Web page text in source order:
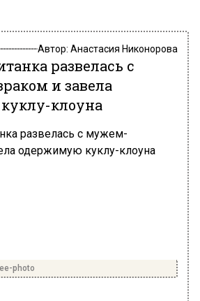
Автор: Анастасия Никонорова
развелась с
и завела
клоуна
photo